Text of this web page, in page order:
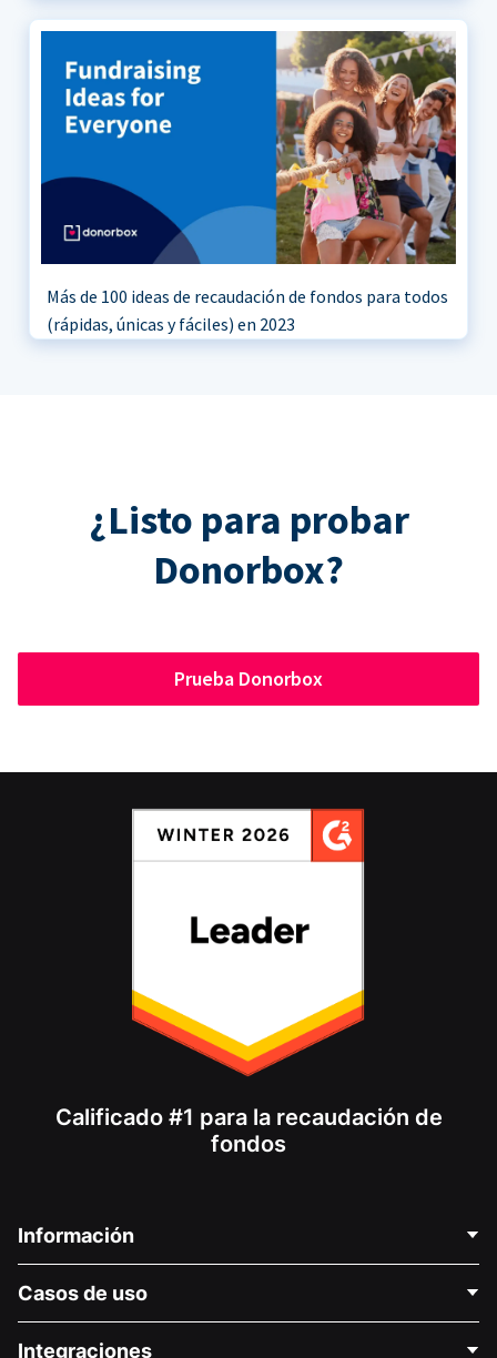
Más de 100 ideas de recaudación de fondos para todos
(rápidas, únicas y fáciles) en 2023
¿Listo para probar
Donorbox?
Prueba Donorbox
Calificado #1 para la recaudación de
fondos
Información
Acerca de nosotros
Casos de uso
Integraciones